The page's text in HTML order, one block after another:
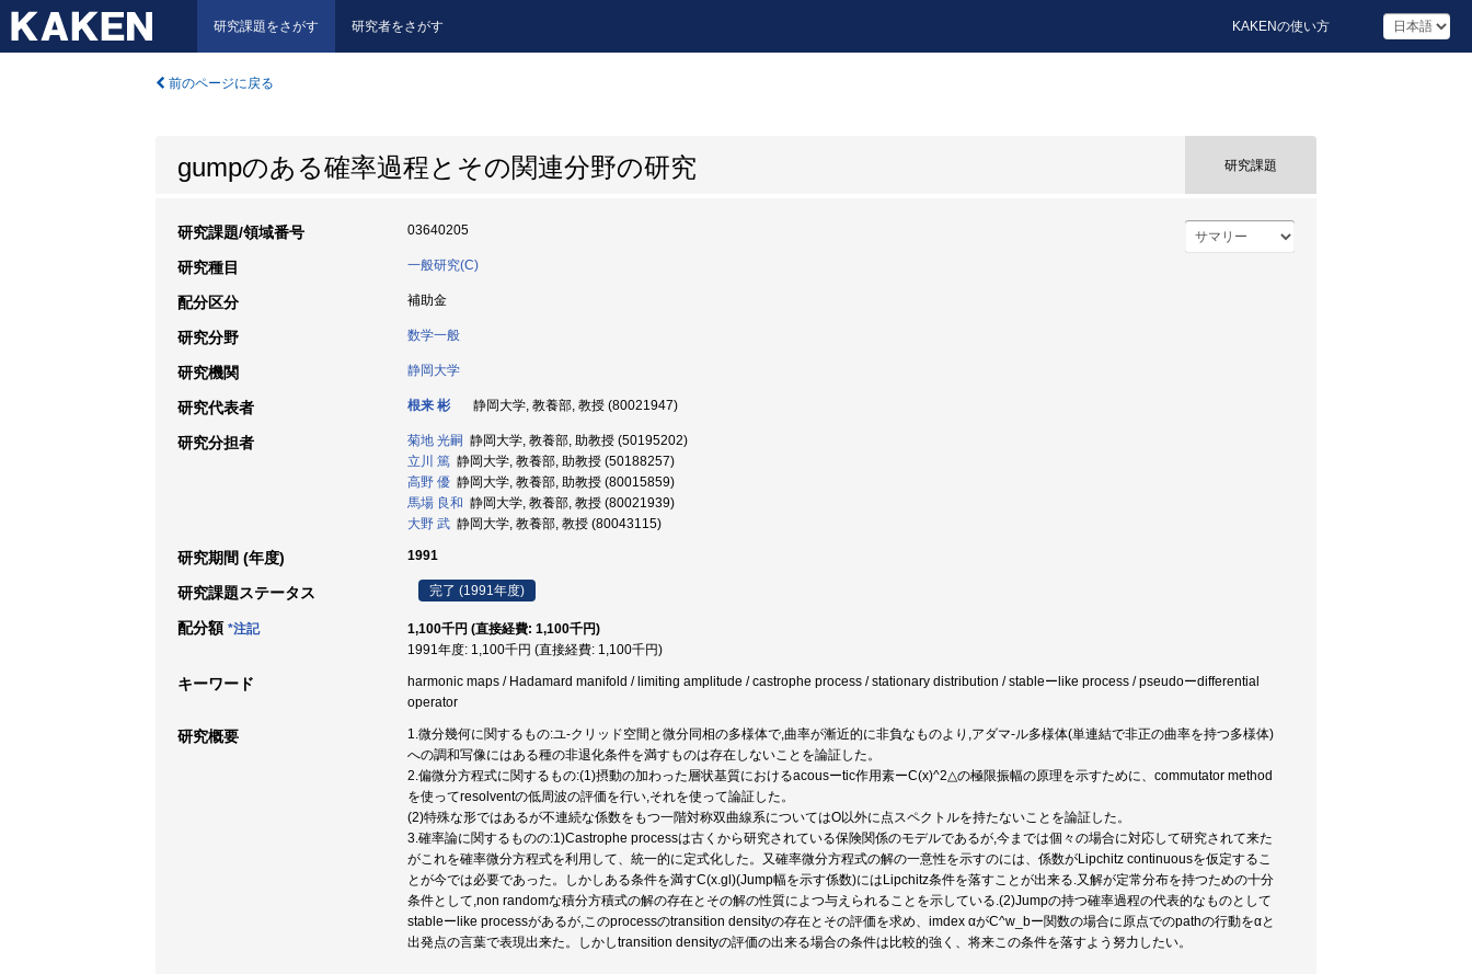
研究課題をさがす 研究者をさがす KAKENの使い方
前のページに戻る
gumpのある確率過程とその関連分野の研究 研究課題
研究課題/領域番号 03640205
研究種目 一般研究(C)
配分区分 補助金
研究分野 数学一般
研究機関 静岡大学
研究代表者 根来 彬 静岡大学, 教養部, 教授 (80021947)
研究分担者 菊地 光嗣 静岡大学, 教養部, 助教授 (50195202)
立川 篤 静岡大学, 教養部, 助教授 (50188257)
高野 優 静岡大学, 教養部, 助教授 (80015859)
馬場 良和 静岡大学, 教養部, 教授 (80021939)
大野 武 静岡大学, 教養部, 教授 (80043115)
研究期間 (年度) 1991
研究課題ステータス 完了 (1991年度)
配分額 *注記
1,100千円 (直接経費: 1,100千円)
1991年度: 1,100千円 (直接経費: 1,100千円)
キーワード
harmonic maps / Hadamard manifold / limiting amplitude / castrophe process / stationary distribution / stableーlike process / pseudoーdifferential
operator
研究概要
1.微分幾何に関するもの:ユ-クリッド空間と微分同相の多様体で,曲率が漸近的に非負なものより,アダマ-ル多様体(単連結で非正の曲率を持つ多様体)
への調和写像にはある種の非退化条件を満すものは存在しないことを論証した。
2.偏微分方程式に関するもの:(1)摂動の加わった層状基質におけるacousーtic作用素ーC(x)^2△の極限振幅の原理を示すために、commutator method
を使ってresolventの低周波の評価を行い,それを使って論証した。
(2)特殊な形ではあるが不連続な係数をもつ一階対称双曲線系についてはO以外に点スペクトルを持たないことを論証した。
3.確率論に関するものの:1)Castrophe processは古くから研究されている保険関係のモデルであるが,今までは個々の場合に対応して研究されて来た
がこれを確率微分方程式を利用して、統一的に定式化した。又確率微分方程式の解の一意性を示すのには、係数がLipchitz continuousを仮定するこ
とが今では必要であった。しかしある条件を満すC(x.gl)(Jump幅を示す係数)にはLipchitz条件を落すことが出来る.又解が定常分布を持つための十分
条件として,non randomな積分方積式の解の存在とその解の性質によつ与えられることを示している.(2)Jumpの持つ確率過程の代表的なものとして
stableーlike processがあるが,このprocessのtransition densityの存在とその評価を求め、imdex αがC^w_bー関数の場合に原点でのpathの行動をαと
出発点の言葉で表現出来た。しかしtransition densityの評価の出来る場合の条件は比較的強く、将来この条件を落すよう努力したい。